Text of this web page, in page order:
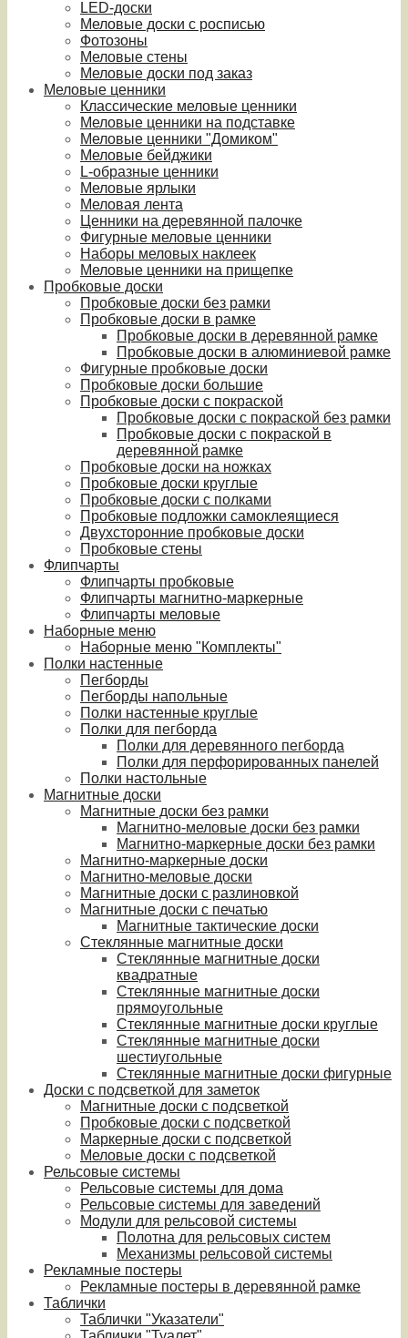
LED-доски
Меловые доски с росписью
Фотозоны
Меловые стены
Меловые доски под заказ
Меловые ценники
Классические меловые ценники
Меловые ценники на подставке
Меловые ценники "Домиком"
Меловые бейджики
L-образные ценники
Меловые ярлыки
Меловая лента
Ценники на деревянной палочке
Фигурные меловые ценники
Наборы меловых наклеек
Меловые ценники на прищепке
Пробковые доски
Пробковые доски без рамки
Пробковые доски в рамке
Пробковые доски в деревянной рамке
Пробковые доски в алюминиевой рамке
Фигурные пробковые доски
Пробковые доски большие
Пробковые доски с покраской
Пробковые доски с покраской без рамки
Пробковые доски с покраской в
деревянной рамке
Пробковые доски на ножках
Пробковые доски круглые
Пробковые доски с полками
Пробковые подложки самоклеящиеся
Двухсторонние пробковые доски
Пробковые стены
Флипчарты
Флипчарты пробковые
Флипчарты магнитно-маркерные
Флипчарты меловые
Наборные меню
Наборные меню "Комплекты"
Полки настенные
Пегборды
Пегборды напольные
Полки настенные круглые
Полки для пегборда
Полки для деревянного пегборда
Полки для перфорированных панелей
Полки настольные
Магнитные доски
Магнитные доски без рамки
Магнитно-меловые доски без рамки
Магнитно-маркерные доски без рамки
Магнитно-маркерные доски
Магнитно-меловые доски
Магнитные доски с разлиновкой
Магнитные доски с печатью
Магнитные тактические доски
Стеклянные магнитные доски
Стеклянные магнитные доски
квадратные
Стеклянные магнитные доски
прямоугольные
Стеклянные магнитные доски круглые
Стеклянные магнитные доски
шестиугольные
Стеклянные магнитные доски фигурные
Доски с подсветкой для заметок
Магнитные доски с подсветкой
Пробковые доски с подсветкой
Маркерные доски с подсветкой
Меловые доски с подсветкой
Рельсовые системы
Рельсовые системы для дома
Рельсовые системы для заведений
Модули для рельсовой системы
Полотна для рельсовых систем
Механизмы рельсовой системы
Рекламные постеры
Рекламные постеры в деревянной рамке
Таблички
Таблички "Указатели"